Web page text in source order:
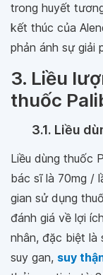
trong huyết
kết thúc của
phản ánh sự giải
3. Liều
thuốc
3.1. Liều
Liều dùng thuốc
bác sĩ là 70mg /
gian sử dụng
đánh giá về lợi
nhân, đặc biệt là
suy gan, suy